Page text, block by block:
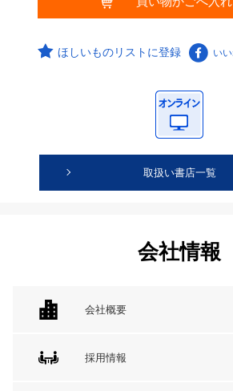
ほしいものリストに登録 い
取扱い書店一覧
会社情報
会社概要
採用情報